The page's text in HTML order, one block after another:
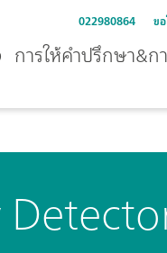
022980864 ข
การให้คำปรึกษา&ก